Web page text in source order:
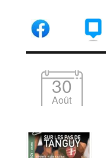
30
Août